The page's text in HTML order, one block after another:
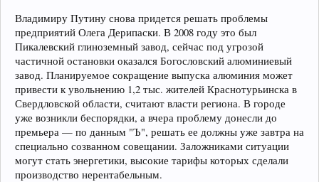
Владимиру Путину снова придется решать проблемы
предприятий Олега Дерипаски. В 2008 году это был
Пикалевский глиноземный завод, сейчас под угрозой
частичной остановки оказался Богословский алюминиевый
завод. Планируемое сокращение выпуска алюминия может
привести к увольнению 1,2 тыс. жителей Краснотурьинска в
Свердловской области, считают власти региона. В городе
уже возникли беспорядки, а вчера проблему донесли до
премьера — по данным "Ъ", решать ее должны уже завтра на
специально созванном совещании. Заложниками ситуации
могут стать энергетики, высокие тарифы которых сделали
производство нерентабельным.